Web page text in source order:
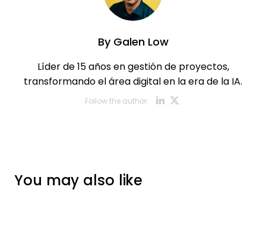
ByGalen Low
Líder de 15 años en gestión de proyectos,
transformando el área digital en la era de la IA.
Follow the author: Opens new
You may also like